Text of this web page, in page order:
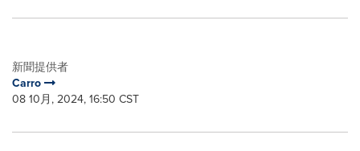
新聞提供者
Carro
08 10月, 2024, 16:50 CST